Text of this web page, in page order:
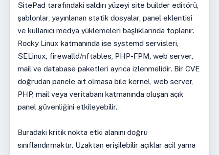
SitePad tarafındaki saldırı yüzeyi site builder editörü,
şablonlar, yayınlanan statik dosyalar, panel eklentisi
ve kullanıcı medya yüklemeleri başlıklarında toplanır.
Rocky Linux katmanında ise systemd servisleri,
SELinux, firewalld/nftables, PHP-FPM, web server,
mail ve database paketleri ayrıca izlenmelidir. Bir CVE
doğrudan panele ait olmasa bile kernel, web server,
PHP, mail veya veritabanı katmanında oluşan açık
panel güvenliğini etkileyebilir.
Buradaki kritik nokta etki alanını doğru
sınıflandırmaktır. Uzaktan erişilebilir açıklar acil yama